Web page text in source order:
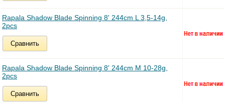
Rapala Shadow Blade Spinning 8' 244cm L 3,5-14g,
2pcs
Сравнить
Rapala Shadow Blade Spinning 8' 244cm M 10-28g,
2pcs
Сравнить